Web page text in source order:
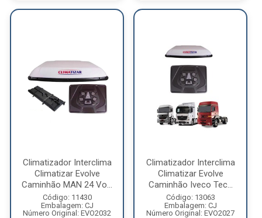
Climatizador Interclima
Climatizar Evolve
Caminhão MAN 24 Vo...
Código: 11430
Embalagem: CJ
Número Original: EVO2032
Climatizador Interclima
Climatizar Evolve
Caminhão Iveco Tec...
Código: 13063
Embalagem: CJ
Número Original: EVO2027